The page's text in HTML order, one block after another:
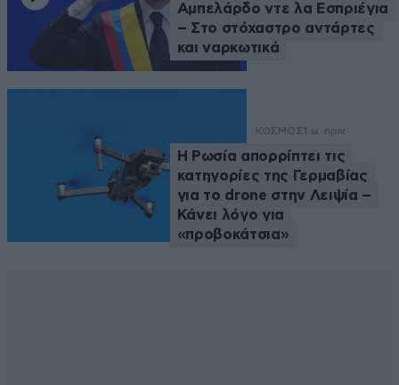
Αμπελάρδο ντε λα Εσπριέγια
– Στο στόχαστρο αντάρτες
και ναρκωτικά
ΚΟΣΜΟΣ 1 ω. πριν
Η Ρωσία απορρίπτει τις
κατηγορίες της Γερμαβίας
για το drone στην Λειψία –
Κάνει λόγο για
«προβοκάτσια»